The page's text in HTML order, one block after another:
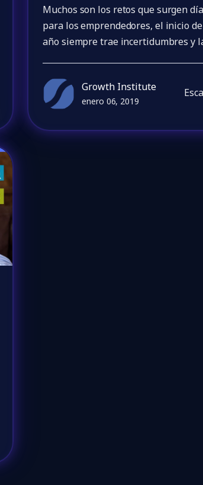
Muchos son los retos que surgen
para los emprendedores, el inicio
año siempre trae incertidumbres y
Growth Institute
enero 06, 2019